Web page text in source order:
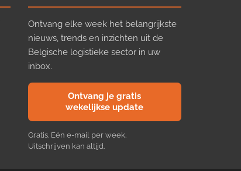
Ontvang elke week het belangrijkste
nieuws, trends en inzichten uit de
Belgische logistieke sector in uw
inbox.
Ontvang je gratis
wekelijkse update
Gratis. Eén e-mail per week.
Uitschrijven kan altijd.